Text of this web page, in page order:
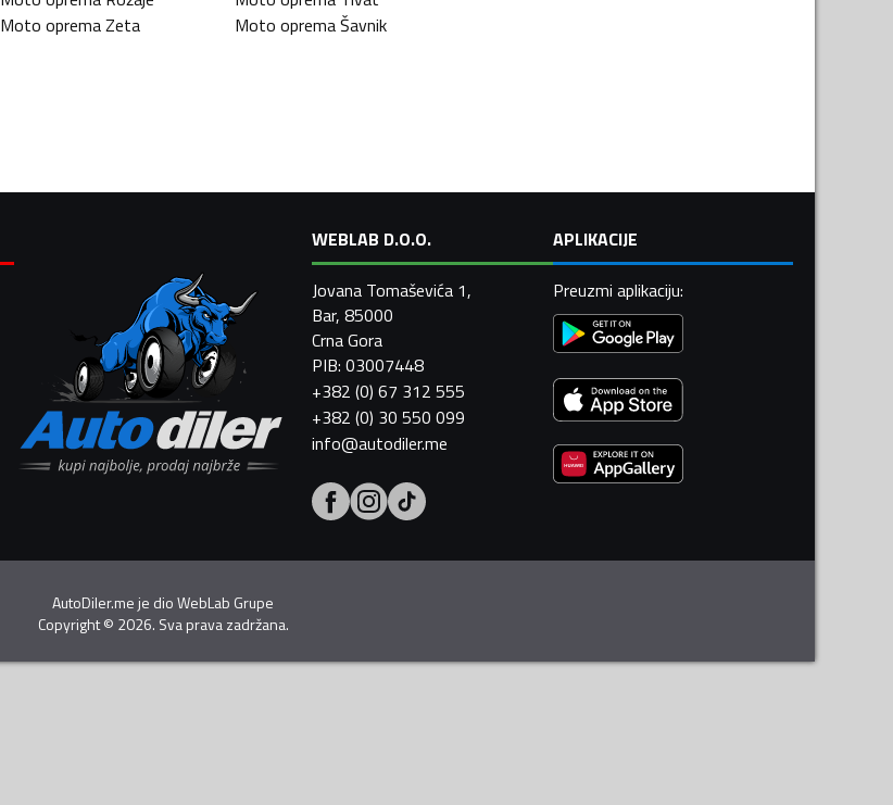
Moto opremaZeta Moto opremaŠavnik
WEBLAB D.O.O.
Jovana Tomaševića 1,
Bar, 85000
Crna Gora
PIB: 03007448
+382 (0) 67 312 555
+382 (0) 30 550 099
info@autodiler.me
APLIKACIJE
Preuzmi aplikaciju:
AutoDiler.me je dioWebLab Grupe
Copyright© 2026. Sva prava zadržana.